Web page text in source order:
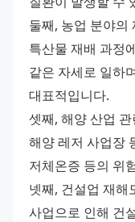
둘째, 농업 분야의
특산물 재배 과정
같은 자세로 일하
대표적입니다.
셋째, 해양 산업
해양 레저 사업장
저체온증 등의 위
넷째, 건설업 재해
사업으로 인해 건